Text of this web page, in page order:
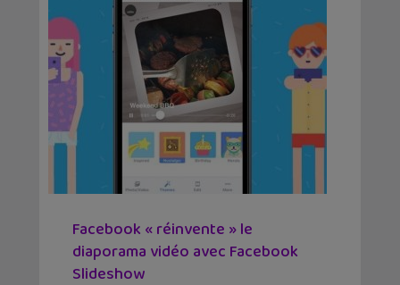
Facebook « réinvente » le
diaporama vidéo avec Facebook
Slideshow